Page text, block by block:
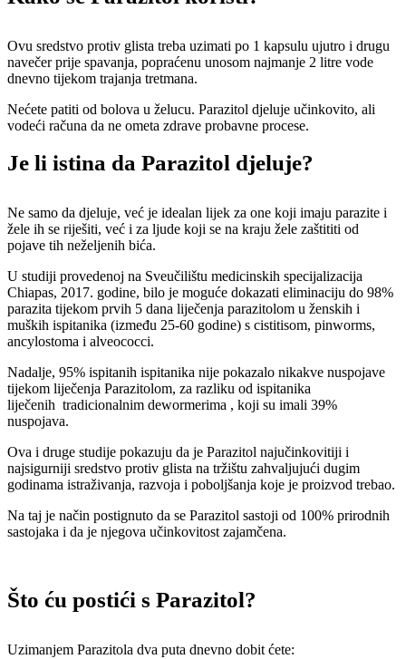
Ovu sredstvo protiv glista treba uzimati po 1 kapsulu ujutro i drugu
navečer prije spavanja, popraćenu unosom najmanje 2 litre vode
dnevno tijekom trajanja tretmana.
Nećete patiti od bolova u želucu. Parazitol djeluje učinkovito, ali
vodeći računa da ne ometa zdrave probavne procese.
Je li istina da Parazitol djeluje?
Ne samo da djeluje, već je idealan lijek za one koji imaju parazite i
žele ih se riješiti, već i za ljude koji se na kraju žele zaštititi od
pojave tih neželjenih bića.
U studiji provedenoj na Sveučilištu medicinskih specijalizacija
Chiapas, 2017. godine, bilo je moguće dokazati eliminaciju do 98%
parazita tijekom prvih 5 dana liječenja parazitolom u ženskih i
muških ispitanika (između 25-60 godine) s cistitisom, pinworms,
ancylostoma i alveococci.
Nadalje, 95% ispitanih ispitanika nije pokazalo nikakve nuspojave
tijekom liječenja Parazitolom, za razliku od ispitanika
liječenih tradicionalnim dewormerima , koji su imali 39%
nuspojava.
Ova i druge studije pokazuju da je Parazitol najučinkovitiji i
najsigurniji sredstvo protiv glista na tržištu zahvaljujući dugim
godinama istraživanja, razvoja i poboljšanja koje je proizvod trebao.
Na taj je način postignuto da se Parazitol sastoji od 100% prirodnih
sastojaka i da je njegova učinkovitost zajamčena.
Što ću postići s Parazitol?
Uzimanjem Parazitola dva puta dnevno dobit ćete: